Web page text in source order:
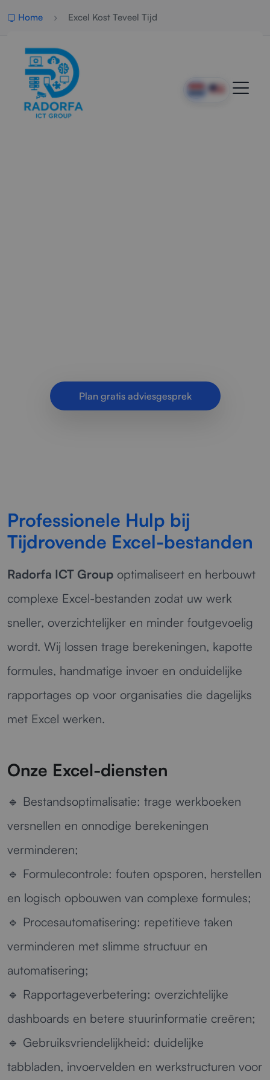
Home Excel Kost Teveel Tijd
Plan gratis adviesgesprek
Professionele Hulp bij
Tijdrovende Excel-bestanden
Radorfa ICT Group optimaliseert en herbouwt
complexe Excel-bestanden zodat uw werk
sneller, overzichtelijker en minder foutgevoelig
wordt. Wij lossen trage berekeningen, kapotte
formules, handmatige invoer en onduidelijke
rapportages op voor organisaties die dagelijks
met Excel werken.
Onze Excel-diensten
🔹 Bestandsoptimalisatie: trage werkboeken
versnellen en onnodige berekeningen
verminderen;
🔹 Formulecontrole: fouten opsporen, herstellen
en logisch opbouwen van complexe formules;
🔹 Procesautomatisering: repetitieve taken
verminderen met slimme structuur en
automatisering;
🔹 Rapportageverbetering: overzichtelijke
dashboards en betere stuurinformatie creëren;
🔹 Gebruiksvriendelijkheid: duidelijke
tabbladen, invoervelden en werkstructuren voor